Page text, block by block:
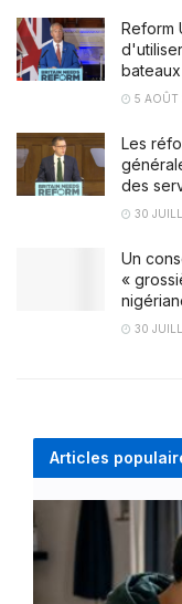
Reform
5 AOÛT
Les
des
30
Un
«
30
Articles